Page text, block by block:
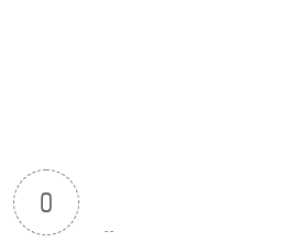
0